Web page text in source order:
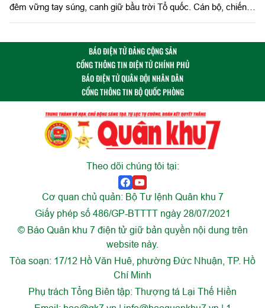
đêm vững tay súng, canh giữ bầu trời Tổ quốc. Cán bộ, chiến
sàng đánh chặn mọi mối nguy từ trên không. Với tinh thần cảnh
giác cao độ và sự quyết tâm sắt đá, những người lính nơi đây
chính là lá chắn thép vững vàng, giữ vững an ninh vùng trời
phía Tây Nam của Tổ quốc.
BÁO ĐIỆN TỬ ĐẢNG CỘNG SẢN
CỔNG THÔNG TIN ĐIỆN TỬ CHÍNH PHỦ
BÁO ĐIỆN TỬ QUÂN ĐỘI NHÂN DÂN
CỔNG THÔNG TIN BỘ QUỐC PHÒNG
Theo dõi chúng tôi tại:
Cơ quan chủ quản: Bộ Tư lệnh Quân khu 7
Giấy phép số 486/GP-BTTTT ngày 28/07/2021
© Báo Quân khu 7 điện tử giữ bản quyền nội dung trên
website này.
Tòa soạn: 17/12 Hồ Văn Huê, phường Đức Nhuận, TP. Hồ
Chí Minh
Phụ trách Tổng Biên tập: Thượng tá Lại Thế Hiền